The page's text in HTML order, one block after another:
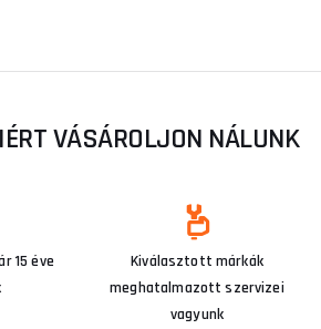
VÁSÁROLJON NÁLUNK
15 éve
Kiválasztott márkák
meghatalmazott szervizei
vagyunk